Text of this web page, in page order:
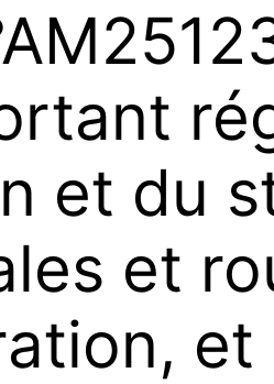
et du
et